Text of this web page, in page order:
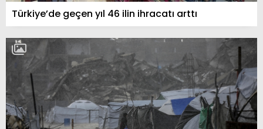
Türkiye’de geçen yıl 46 ilin ihracatı arttı